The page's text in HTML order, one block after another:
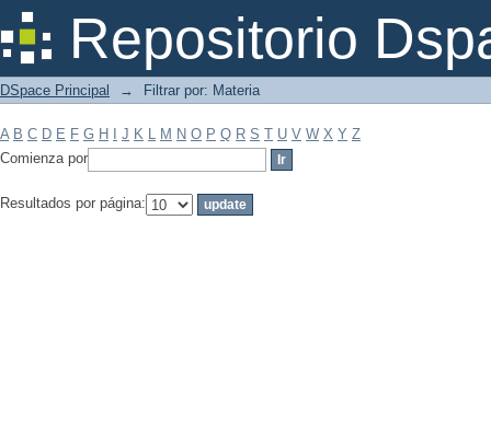
Repositorio
Filtrar por: Materia
DSpace Principal → Filtrar por: Materia
A B C D E F G H J K L M N O P Q R S T U V W X Y Z
Comienza por
Resultados por página: